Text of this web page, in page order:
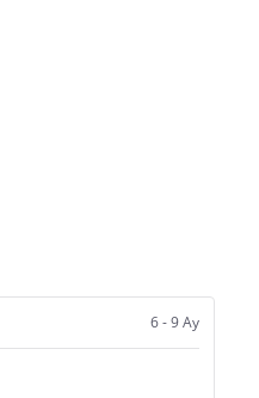
6 - 9 Ay